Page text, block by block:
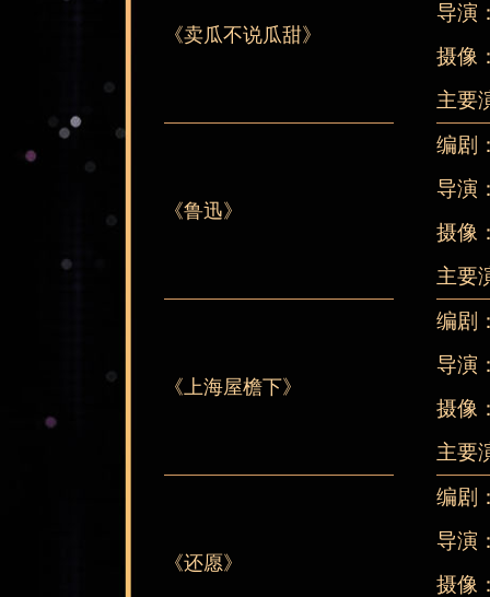
《卖瓜不说瓜甜》
导演
摄像
主要
《鲁迅》
编剧
导演
摄像
主要
《上海屋檐下》
编剧
导演
摄像
主要
《还愿》
编剧
导演
摄像